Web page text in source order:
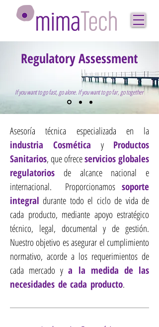
Regulatory Assessment
If you want to go fast, go alone. If you want to go far, go together
Asesoría técnica especializada en la
industria Cosmética
y Productos
Sanitarios, que ofreceservicios globales
regulatorios de alcance nacional e
internacional.
Proporcionamossoporte
integral durante todo el ciclo de vida de
cada producto, mediante apoyo estratégico
técnico, legal, documental y de gestión.
Nuestro objetivo es asegurar el cumplimiento
normativo, acorde a los requerimientos de
cada mercado ya la medida de las
necesidades de cada producto.